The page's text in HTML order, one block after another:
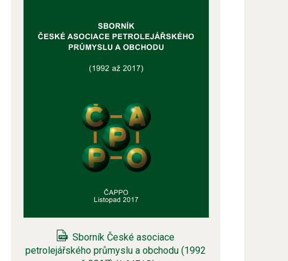
Sborník České asociace
petrolejářského průmyslu a obchodu (1992